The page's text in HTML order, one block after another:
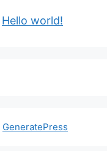
Hello world!
GeneratePress